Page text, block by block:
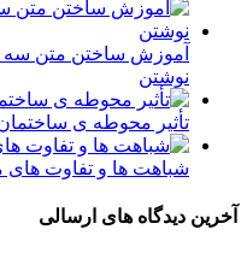
آموزش ساختن ﻣﺘﻦ
نوشتن
تأثیر محوطه ی
شباهت ها و تفاوت
آخرین دیدگاه های ارسالی